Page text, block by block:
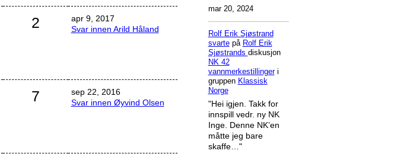
2
apr 9, 2017
Svar innen Arild Håland
7
sep 22, 2016
Svar innen Øyvind Olsen
mar 20, 2024
Rolf Erik Sjøstrand
svartepå Rolf Erik
Sjøstrands diskusjon
NK 42
vannmerkestillingeri
gruppen Klassisk
Norge
"Hei igjen. Takk for
innspill vedr. ny NK
Inge. Denne NK’en
måtte jeg bare
skaffe…"